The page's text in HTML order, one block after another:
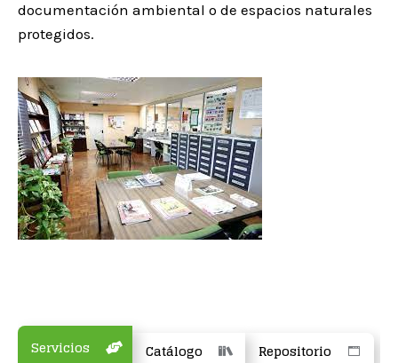
documentación ambiental o de espacios naturales
protegidos.
Servicios Catálogo Repositorio